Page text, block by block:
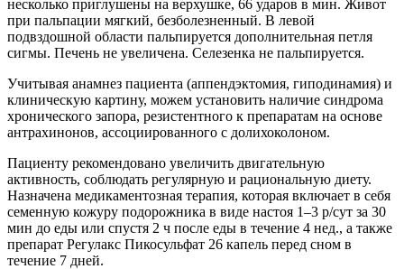
несколько приглушены на верхушке, 66 ударов в мин. Живот
при пальпации мягкий, безболезненный. В левой
подвздошной области пальпируется дополнительная петля
сигмы. Печень не увеличена. Селезенка не пальпируется.
Учитывая анамнез пациента (аппендэктомия, гиподинамия) и
клиническую картину, можем установить наличие синдрома
хронического запора, резистентного к препаратам на основе
антрахинонов, ассоциированного с долихоколоном.
Пациенту рекомендовано увеличить двигательную
активность, соблюдать регулярную и рациональную диету.
Назначена медикаментозная терапия, которая включает в себя
семенную кожуру подорожника в виде настоя 1–3 р/сут за 30
мин до еды или спустя 2 ч после еды в течение 4 нед., а также
препарат Регулакс Пикосульфат 26 капель перед сном в
течение 7 дней.